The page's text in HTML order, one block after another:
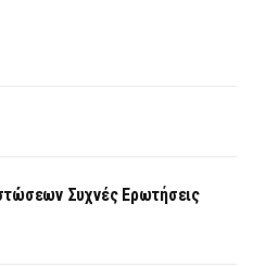
Συχνές Ερωτήσεις